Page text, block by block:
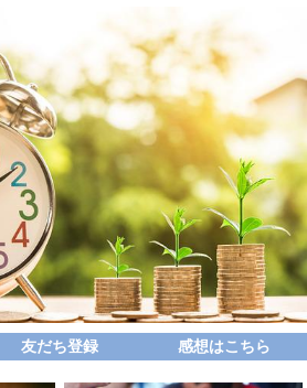
友だち登録 感想はこちら